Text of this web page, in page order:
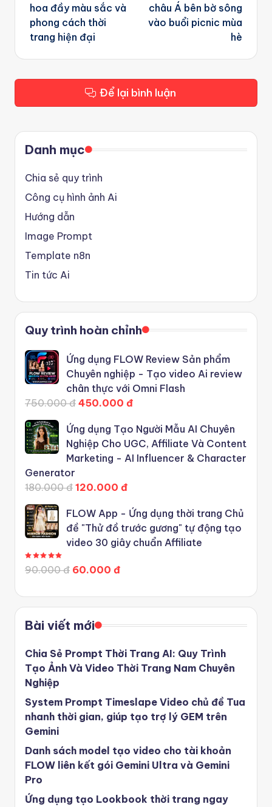
hoa đầy màu sắc và
phong cách thời
trang hiện đại
châu Á bên bờ sông
vào buổi picnic mùa
hè
Để lại bình luận
Danh mục
Chia sẻ quy trình
Công cụ hình ảnh Ai
Hướng dẫn
Image Prompt
Template n8n
Tin tức Ai
Quy trình hoàn chỉnh
Ứng dụng FLOW Review Sản phẩm
Chuyên nghiệp - Tạo video Ai review
chân thực với Omni Flash
750.000 đ 450.000 đ
Ứng dụng Tạo Người Mẫu AI Chuyên
Nghiệp Cho UGC, Affiliate Và Content
Marketing - AI Influencer & Character
Generator
180.000 đ 120.000 đ
FLOW App - Ứng dụng thời trang Chủ
đề "Thử đồ trước gương" tự động tạo
video 30 giây chuẩn Affiliate
90.000 đ 60.000 đ
Bài viết mới
Chia Sẻ Prompt Thời Trang AI: Quy Trình
Tạo Ảnh Và Video Thời Trang Nam Chuyên
Nghiệp
System Prompt Timeslape Video chủ đề Tua
nhanh thời gian, giúp tạo trợ lý GEM trên
Gemini
Danh sách model tạo video cho tài khoản
FLOW liên kết gói Gemini Ultra và Gemini
Pro
Ứng dụng tạo Lookbook thời trang ngay